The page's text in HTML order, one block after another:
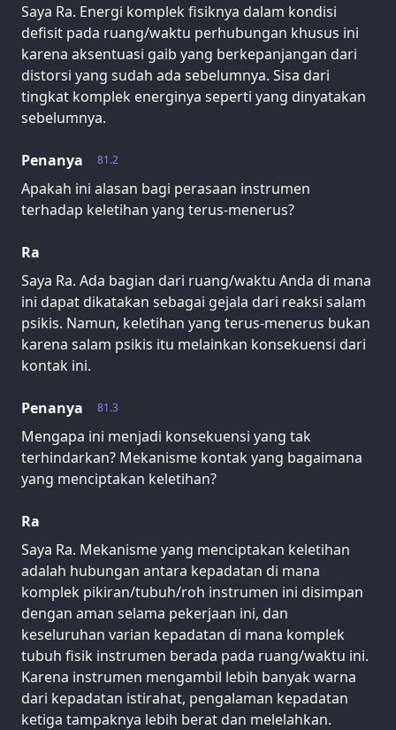
Saya Ra. Energi komplek fisiknya dalam kondisi
defisit pada ruang/waktu perhubungan khusus ini
karena aksentuasi gaib yang berkepanjangan dari
distorsi yang sudah ada sebelumnya. Sisa dari
tingkat komplek energinya seperti yang dinyatakan
sebelumnya.
81.2
Penanya
Apakah ini alasan bagi perasaan instrumen
terhadap keletihan yang terus-menerus?
Ra
Saya Ra. Ada bagian dari ruang/waktu Anda di mana
ini dapat dikatakan sebagai gejala dari reaksi salam
psikis. Namun, keletihan yang terus-menerus bukan
karena salam psikis itu melainkan konsekuensi dari
kontak ini.
81.3
Penanya
Mengapa ini menjadi konsekuensi yang tak
terhindarkan? Mekanisme kontak yang bagaimana
yang menciptakan keletihan?
Ra
Saya Ra. Mekanisme yang menciptakan keletihan
adalah hubungan antara kepadatan di mana
komplek pikiran/tubuh/roh instrumen ini disimpan
dengan aman selama pekerjaan ini, dan
keseluruhan varian kepadatan di mana komplek
tubuh fisik instrumen berada pada ruang/waktu ini.
Karena instrumen mengambil lebih banyak warna
dari kepadatan istirahat, pengalaman kepadatan
ketiga tampaknya lebih berat dan melelahkan.